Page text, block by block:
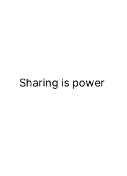
Sharing is power